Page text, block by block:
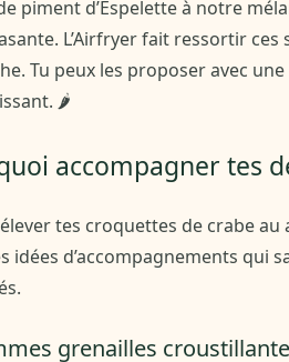
piment d’Espelette à notre
L’Airfryer fait ressortir ces
Tu peux les proposer avec
🌶️
accompagner tes
tes croquettes de crabe
idées d’accompagnements qui
grenailles